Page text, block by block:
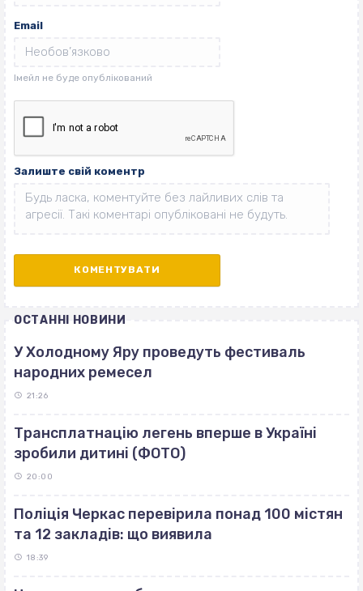
Email
Залиште свій коментр
ОСТАННІ НОВИНИ
У Холодному Яру проведуть фестиваль
народних ремесел
21:26
Трансплатнацію легень вперше в Україні
зробили дитині (ФОТО)
20:00
Поліція Черкас перевірила понад 100 містян
та 12 закладів: що виявила
18:39